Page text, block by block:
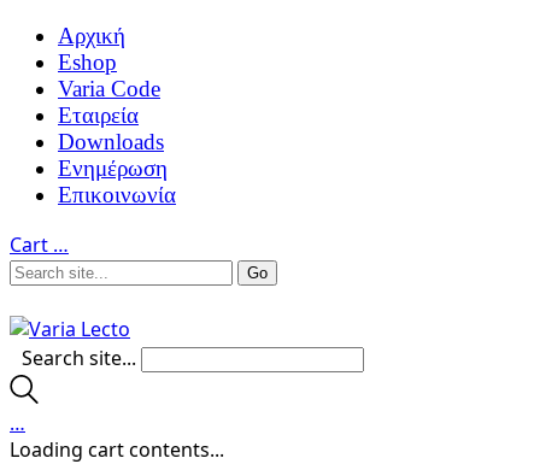
Αρχική
Eshop
Varia Code
Εταιρεία
Downloads
Ενημέρωση
Επικοινωνία
Cart …
Search site...
…
Loading cart contents...